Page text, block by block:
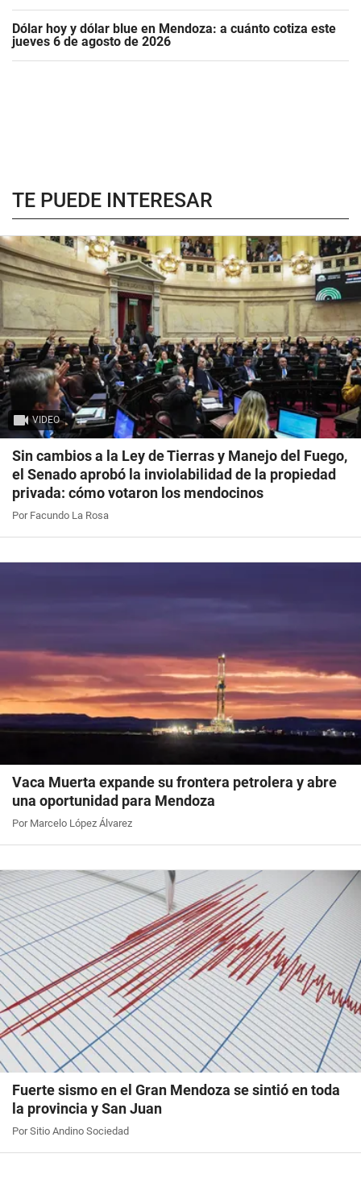
Dólar hoy y dólar blue en Mendoza: a cuánto cotiza este
jueves 6 de agosto de 2026
TE PUEDE INTERESAR
VIDEO
Sin cambios a la Ley de Tierras y Manejo del Fuego,
el Senado aprobó la inviolabilidad de la propiedad
privada: cómo votaron los mendocinos
Por Facundo La Rosa
Vaca Muerta expande su frontera petrolera y abre
una oportunidad para Mendoza
Por Marcelo López Álvarez
Fuerte sismo en el Gran Mendoza se sintió en toda
la provincia y San Juan
Por Sitio Andino Sociedad